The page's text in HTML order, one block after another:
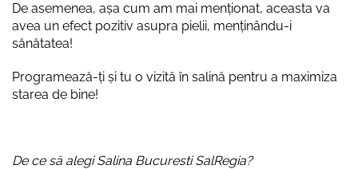
De asemenea, așa cum am mai menționat, aceasta va
avea un efect pozitiv asupra pielii, menținându-i
sănătatea!
Programează-ți și tu o vizită în salină pentru a maximiza
starea de bine!
De ce să alegi Salina Bucuresti SalRegia?